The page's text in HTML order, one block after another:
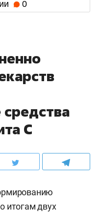
0
С
итогам двух